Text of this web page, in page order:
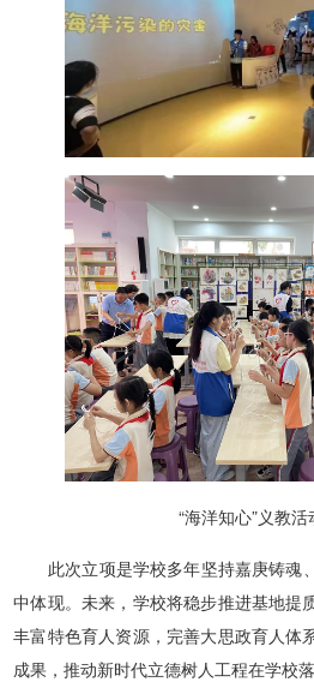
“海洋知心”义教
此次立项是学校多年坚持嘉庚铸魂
中体现。未来，学校将稳步推进基地提
丰富特色育人资源，完善大思政育人体
成果，推动新时代立德树人工程在学校落